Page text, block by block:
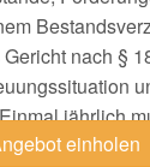
einholen
nach §
jährlich
einen